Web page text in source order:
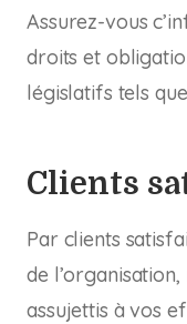
Assurez-vous
droits et
législatifs tels
Clients
Par clients
de
assujettis à vos